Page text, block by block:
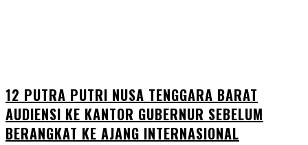
12 PUTRA PUTRI NUSA TENGGARA BARAT
AUDIENSI KE KANTOR GUBERNUR SEBELUM
BERANGKAT KE AJANG INTERNASIONAL